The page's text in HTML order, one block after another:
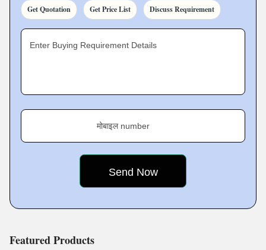
Marble Durga Statue,MarbleLaxmi Vishnu Statue,
Marble Shivling and various others.
Get Quotation Get Price List Discuss Requirement
Enter Buying Requirement Details
मोबाइल number
Featured Products